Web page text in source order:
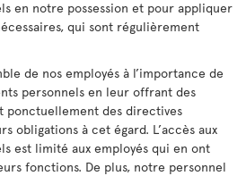
en notre possession et pour appliquer
qui sont régulièrement
de nos employés à l’importance de
personnels en leur offrant des
ponctuellement des directives
obligations à cet égard. L’accès aux
est limité aux employés qui en ont
fonctions. De plus, notre personnel